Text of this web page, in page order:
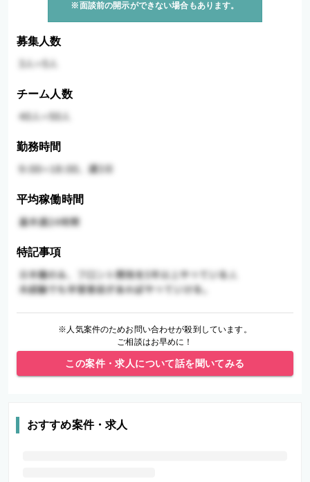
※面談前の開示ができない場合もあります。
募集人数
チーム人数
勤務時間
平均稼働時間
特記事項
※人気案件のためお問い合わせが殺到しています。
ご相談はお早めに！
この案件・求人について話を聞いてみる
おすすめ案件・求人